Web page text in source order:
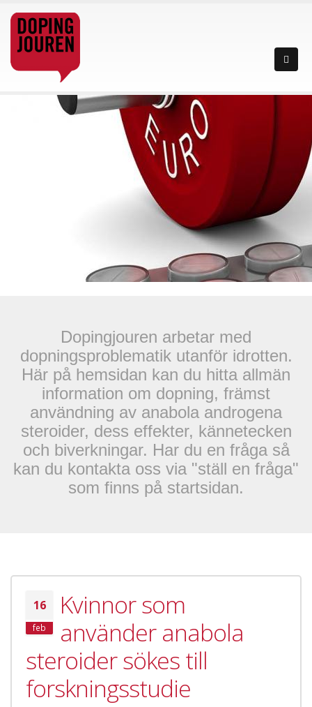
Dopingjouren arbetar med
dopningsproblematik utanför idrotten.
Här på hemsidan kan du hitta allmän
information om dopning, främst
användning av anabola androgena
steroider, dess effekter, kännetecken
och biverkningar. Har du en fråga så
kan du kontakta oss via "ställ en fråga"
som finns på startsidan.
16
feb
Kvinnor som
använder anabola
steroider sökes till
forskningsstudie